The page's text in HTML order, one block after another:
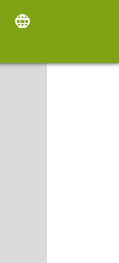
language